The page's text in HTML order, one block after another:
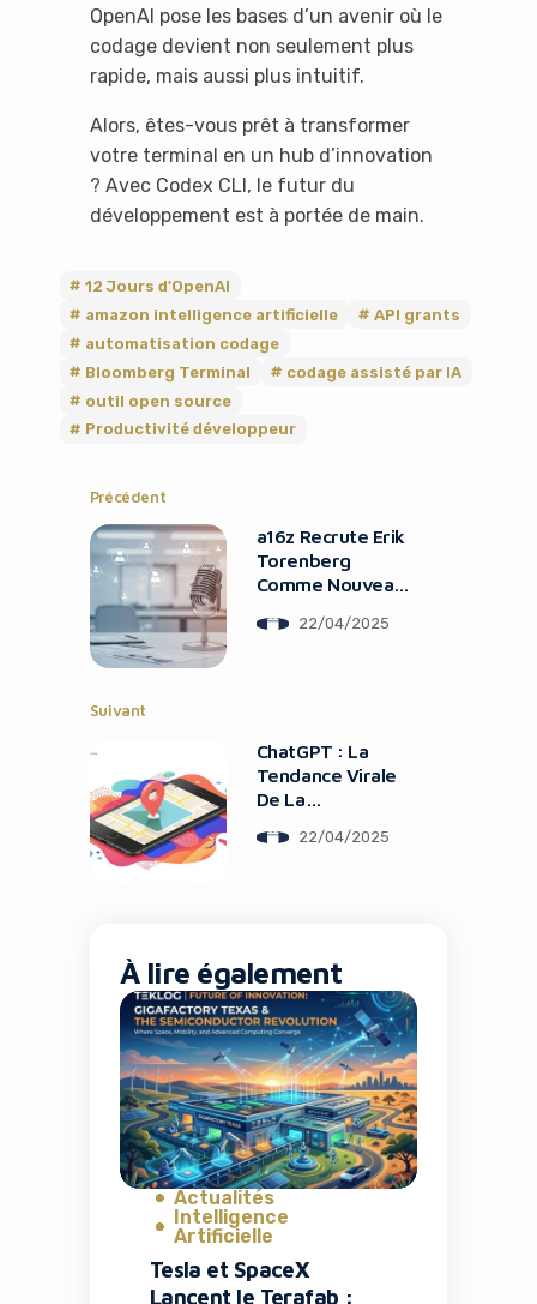
OpenAI pose les bases d’un avenir où le
codage devient non seulement plus
rapide, mais aussi plus intuitif.
Alors, êtes-vous prêt à transformer
votre terminal en un hub d’innovation
? Avec Codex CLI, le futur du
développement est à portée de main.
12 Jours d'OpenAI
amazon intelligence artificielle
API grants
automatisation codage
Bloomberg Terminal
codage assisté par IA
outil open source
Productivité développeur
Précédent
a16z Recrute Erik
Torenberg
Comme Nouveau
22/04/2025
Suivant
ChatGPT : La
Tendance Virale
De La
Inversée22/04/2025
À lire également
Actualités
Intelligence
Artificielle
Tesla et SpaceX
Lancent le Terafab :